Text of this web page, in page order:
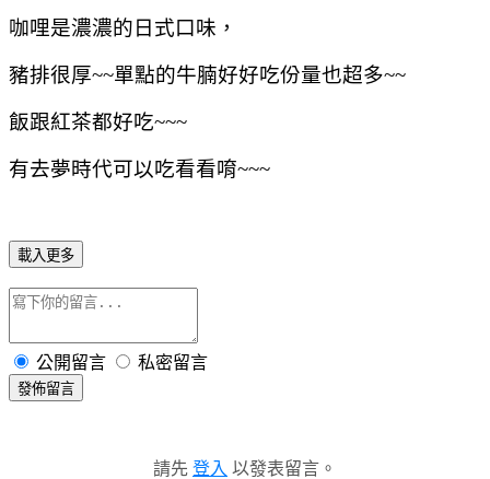
咖哩是濃濃的日式口味，
豬排很厚~~單點的牛腩好好吃份量也超多~~
飯跟紅茶都好吃~~~
有去夢時代可以吃看看唷~~~
載入更多
公開留言 私密留言
發佈留言
請先 登入 以發表留言。